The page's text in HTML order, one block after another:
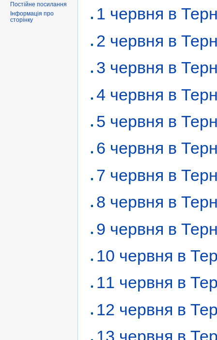
1 червня в
2 червня в
3 червня в
4 червня в
5 червня в
6 червня в
7 червня в
8 червня в
9 червня в
10 червня в
11 червня в
12 червня в
13 червня в
Постійне посилання
Інформація про
сторінку